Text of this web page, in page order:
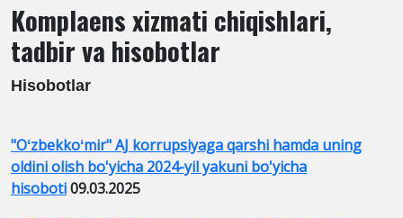
Komplaens xizmati chiqishlari,
tadbir va hisobotlar
Hisobotlar
"Oʻzbekkoʻmir" AJ korrupsiyaga qarshi hamda uning
oldini olish bo'yicha 2024-yil yakuni bo'yicha
hisoboti09.03.2025